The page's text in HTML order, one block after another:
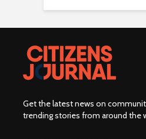
Get the latest news on
trending stories from around the